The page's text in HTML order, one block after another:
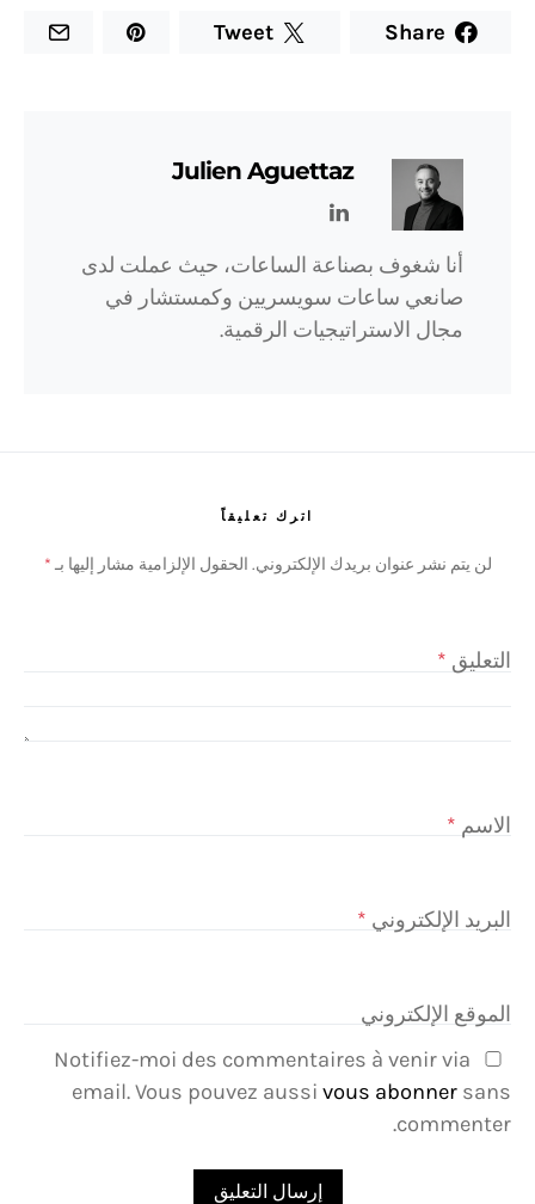
Share
Tweet
Julien Aguettaz
أنا شغوف بصناعة الساعات، حيث عملت لدى
صانعي ساعات سويسريين وكمستشار في
مجال الاستراتيجيات الرقمية.
اترك تعليقاً
لن يتم نشر عنوان بريدك الإلكتروني. الحقول الإلزامية مشار إليها بـ *
التعليق *
الاسم *
البريد الإلكتروني *
الموقع الإلكتروني
Notifiez-moi des commentaires à venir via
email. Vous pouvez aussi vous abonner sans
commenter.